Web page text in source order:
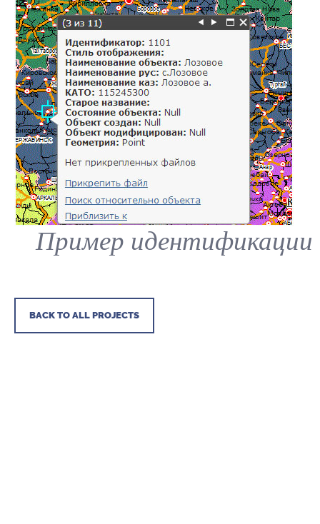
Пример идентификации
BACK TO ALL PROJECTS